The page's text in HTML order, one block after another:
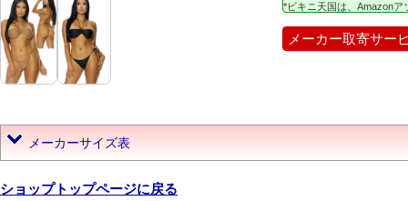
*ビキニ天国は、Amazon
メーカー取寄サー
メーカーサイズ表
ショップトップページに戻る